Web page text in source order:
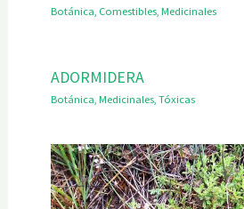
Botánica, Comestibles, Medicinales
ADORMIDERA
Botánica, Medicinales, Tóxicas